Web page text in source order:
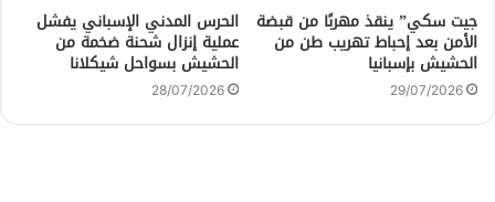
جيت سكي” ينقذ مهربًا من قبضة
الأمن بعد إحباط تهريب طن من
الحشيش بإسبانيا
29/07/2026
الحرس المدني الإسباني يفشل
عملية إنزال شحنة ضخمة من
الحشيش بسواحل شيكلانا
28/07/2026